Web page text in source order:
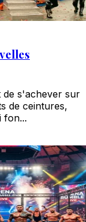
de s'achever sur
de ceintures,
fon...